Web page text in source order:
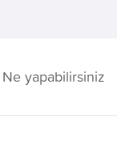
Ne yapabilirsiniz